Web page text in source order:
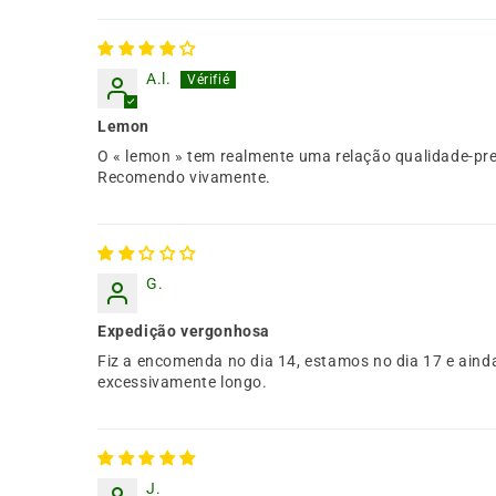
A.l.
Lemon
O « lemon » tem realmente uma relação qualidade-
Recomendo vivamente.
G.
Expedição vergonhosa
Fiz a encomenda no dia 14, estamos no dia 17 e
excessivamente longo.
J.